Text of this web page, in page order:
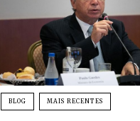
BLOG MAIS RECENTES